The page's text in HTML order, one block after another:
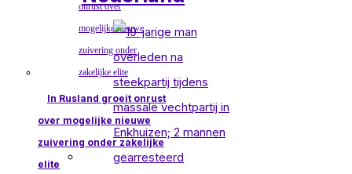
In Rusland groeit onrust
over mogelijke nieuwe
zuivering onder zakelijke
elite